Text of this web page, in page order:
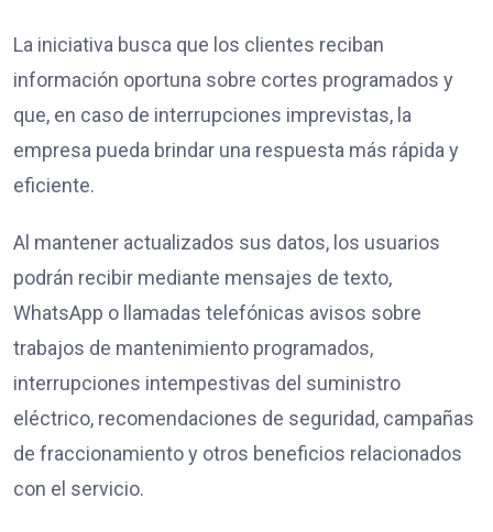
La iniciativa busca que los clientes reciban
información oportuna sobre cortes programados y
que, en caso de interrupciones imprevistas, la
empresa pueda brindar una respuesta más rápida y
eficiente.
Al mantener actualizados sus datos, los usuarios
podrán recibir mediante mensajes de texto,
WhatsApp o llamadas telefónicas avisos sobre
trabajos de mantenimiento programados,
interrupciones intempestivas del suministro
eléctrico, recomendaciones de seguridad, campañas
de fraccionamiento y otros beneficios relacionados
con el servicio.